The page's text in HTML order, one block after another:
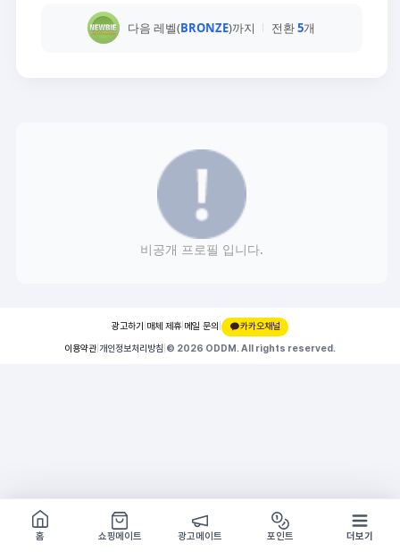
다음 레벨(BRONZE)까지 전환5개
비공개 프로필 입니다.
광고하기 매체 제휴 메일 문의 |
카카오채널
이용약관 개인정보처리방침 © 2026 ODDM. All rights reserved.
쇼핑몰 구경하기
방문시 1G
홈
쇼핑메이트 광고메이트 포인트 더보기